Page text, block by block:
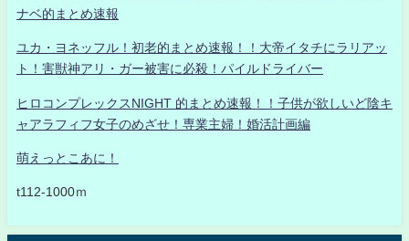
ナベ的まとめ速報
ユカ・ヨネッフル！初老的まとめ速報！！大帝イタチにラリアッ
ト！害獣神アリ・ガー被害に必殺！パイルドライバー
ヒロコンプレックスNIGHT 的まとめ速報！！子供が欲しいど陰キ
ャアラフィフ女子のめざせ！専業主婦！婚活計画編
萌えっとこあに！
t112-1000ｍ